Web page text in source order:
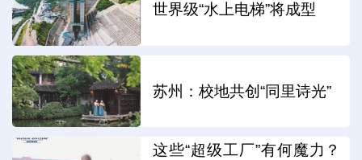
世界级“水上电梯”将成型
苏州：校地共创“同里诗光”
这些“超级工厂”有何魔力？